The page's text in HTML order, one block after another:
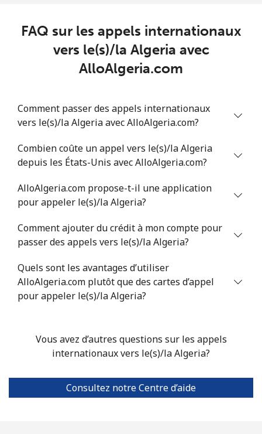
FAQ sur les appels internationaux
vers le(s)/la Algeria avec
AlloAlgeria.com
Comment passer des appels internationaux
vers le(s)/la Algeria avec AlloAlgeria.com?
Combien coûte un appel vers le(s)/la Algeria
depuis les États-Unis avec AlloAlgeria.com?
AlloAlgeria.com propose-t-il une application
pour appeler le(s)/la Algeria?
Comment ajouter du crédit à mon compte pour
passer des appels vers le(s)/la Algeria?
Quels sont les avantages d’utiliser
AlloAlgeria.com plutôt que des cartes d’appel
pour appeler le(s)/la Algeria?
Vous avez d’autres questions sur les appels
internationaux vers le(s)/la Algeria?
Consultez notre Centre d’aide